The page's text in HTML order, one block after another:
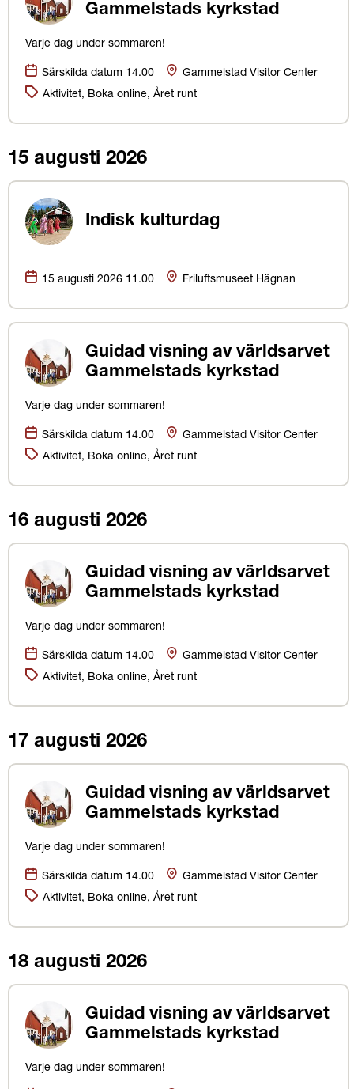
Gammelstads kyrkstad
Varje dag under sommaren!
Datum:
Särskilda datum 14.00 Plats
Gammelstad Visitor Center
Kategorier:
Aktivitet, Boka online, Året runt
15 augusti 2026
Indisk kulturdag
Datum:
15 augusti 2026 11.00 Plats
Friluftsmuseet Hägnan
Guidad visning av världsarvet
Gammelstads kyrkstad
Varje dag under sommaren!
Datum:
Särskilda datum 14.00 Plats
Gammelstad Visitor Center
Kategorier:
Aktivitet, Boka online, Året runt
16 augusti 2026
Guidad visning av världsarvet
Gammelstads kyrkstad
Varje dag under sommaren!
Datum:
Särskilda datum 14.00 Plats
Gammelstad Visitor Center
Kategorier:
Aktivitet, Boka online, Året runt
17 augusti 2026
Guidad visning av världsarvet
Gammelstads kyrkstad
Varje dag under sommaren!
Datum:
Särskilda datum 14.00 Plats
Gammelstad Visitor Center
Kategorier:
Aktivitet, Boka online, Året runt
18 augusti 2026
Guidad visning av världsarvet
Gammelstads kyrkstad
Varje dag under sommaren!